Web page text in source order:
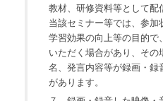
教材、研修資料等として配
当該セミナー等では、参加
学習効果の向上等の目的で
いただく場合があり、そ
名、発言内容等が録画・録
があります。